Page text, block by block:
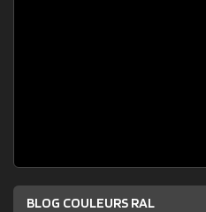
BLOG COULEURS RAL